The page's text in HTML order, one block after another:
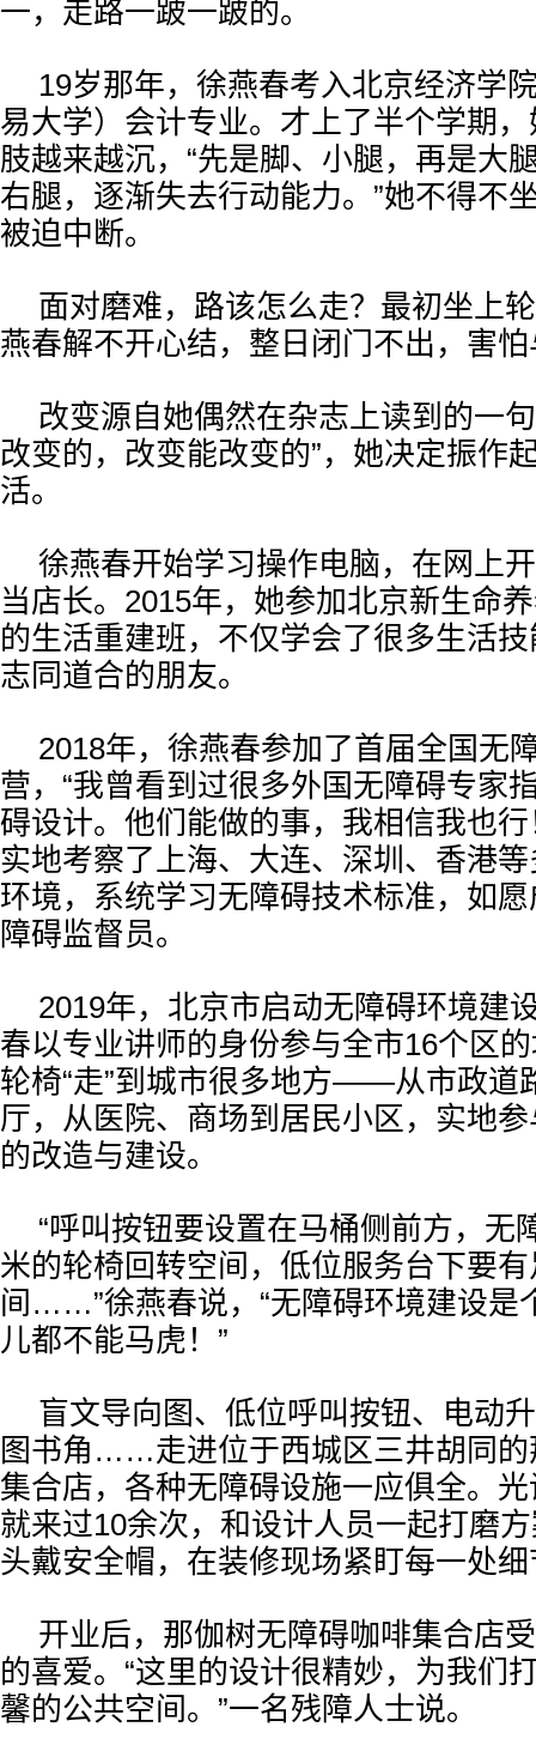
一，走路一跛一跛的。
19岁那年，徐燕春考入北京经济学
易大学）会计专业。才上了半个学期
肢越来越沉，“先是脚、小腿，再是大
右腿，逐渐失去行动能力。”她不得不
被迫中断。
面对磨难，路该怎么走？最初坐上
燕春解不开心结，整日闭门不出，害
改变源自她偶然在杂志上读到的一
改变的，改变能改变的”，她决定振作
活。
徐燕春开始学习操作电脑，在网上
当店长。2015年，她参加北京新生命
的生活重建班，不仅学会了很多生活
志同道合的朋友。
2018年，徐燕春参加了首届全国无
营，“我曾看到过很多外国无障碍专家
碍设计。他们能做的事，我相信我也行
实地考察了上海、大连、深圳、香港
环境，系统学习无障碍技术标准，如
障碍监督员。
2019年，北京市启动无障碍环境建
春以专业讲师的身份参与全市16个区
轮椅“走”到城市很多地方——从市政道
厅，从医院、商场到居民小区，实地
的改造与建设。
“呼叫按钮要设置在马桶侧前方，无
米的轮椅回转空间，低位服务台下要
间……”徐燕春说，“无障碍环境建设是
儿都不能马虎！”
盲文导向图、低位呼叫按钮、电动
图书角……走进位于西城区三井胡同的
集合店，各种无障碍设施一应俱全。
就来过10余次，和设计人员一起打磨
头戴安全帽，在装修现场紧盯每一处
开业后，那伽树无障碍咖啡集合店
的喜爱。“这里的设计很精妙，为我们
馨的公共空间。”一名残障人士说。